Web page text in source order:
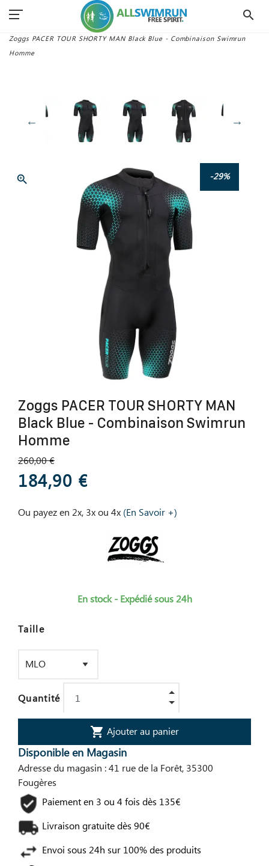
search
Combinaisons Swimrun
Combinaisons Homme
Zoggs PACER TOUR SHORTY MAN Black Blue - Combinaison Swimrun
Homme
zoom_in -29%
Zoggs PACER TOUR SHORTY MAN
Black Blue - Combinaison Swimrun
Homme
260,00 €
184,90 €
Ou payez en 2x, 3x ou 4x(En Savoir +)
En stock - Expédié sous 24h
Taille
Quantité
shopping_cart Ajouter au panier
Disponible en Magasin
Adresse du magasin : 41 rue de la Forêt, 35300
Fougères
Paiement en 3 ou 4 fois dès 135€
Livraison gratuite dès 90€
Envoi sous 24h sur 100% des produits